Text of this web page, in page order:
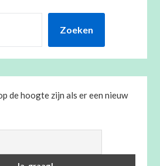
Zoeken
de hoogte zijn als er een nieuw